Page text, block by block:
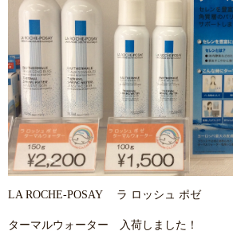
LA ROCHE-POSAY ラ ロッシュ ポゼ
ターマルウォーター 入荷しました！